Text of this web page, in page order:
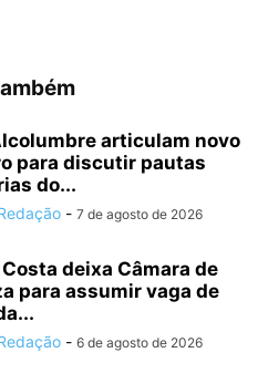
articulam novo
para discutir pautas
do...
- 7 de agosto de 2026
deixa Câmara de
para assumir vaga de
- 6 de agosto de 2026